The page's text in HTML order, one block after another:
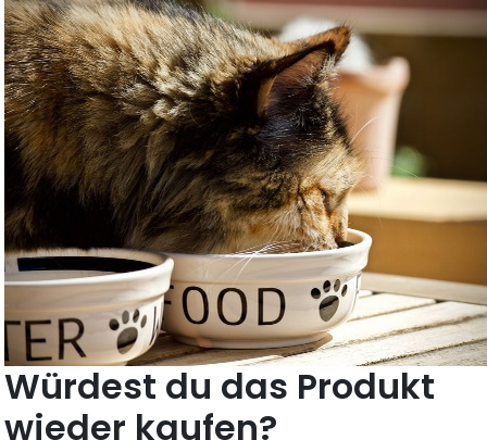
Würdest du das Produkt
wieder kaufen?